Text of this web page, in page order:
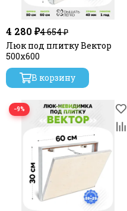
4 280 ₽4 654 ₽
Люк под плитку Вектор
500х600
В корзину
−9%